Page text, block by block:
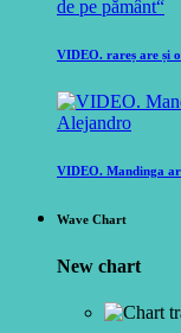
VIDEO. rareș are și
VIDEO. Mandinga
Wave Chart
New chart